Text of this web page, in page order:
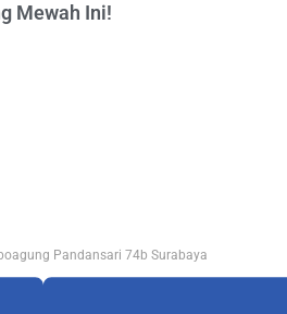
Mewah Ini!
Pandansari 74b Surabaya